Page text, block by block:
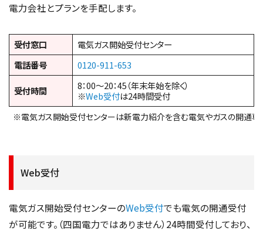
電力会社とプランを手配します。
受付窓口
電気ガス開始受付センター
電話番号
0120-911-653
受付時間
8：00～20：45（年末年始を除く）
※Web受付は24時間受付
※電気ガス開始受付センターは新電力紹介を含む電気やガスの開通専
Web受付
電気ガス開始受付センターのWeb受付でも電気の開通受付
が可能です。（四国電力ではありません）24時間受付しており、